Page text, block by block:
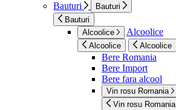
Bauturi
Bauturi
Bauturi
Alcoolice
Alcoolice
Alcoolice Alcoolice
Bere Romania
Bere Import
Bere fara alcool
Vin rosu Romania
Vin rosu Romania